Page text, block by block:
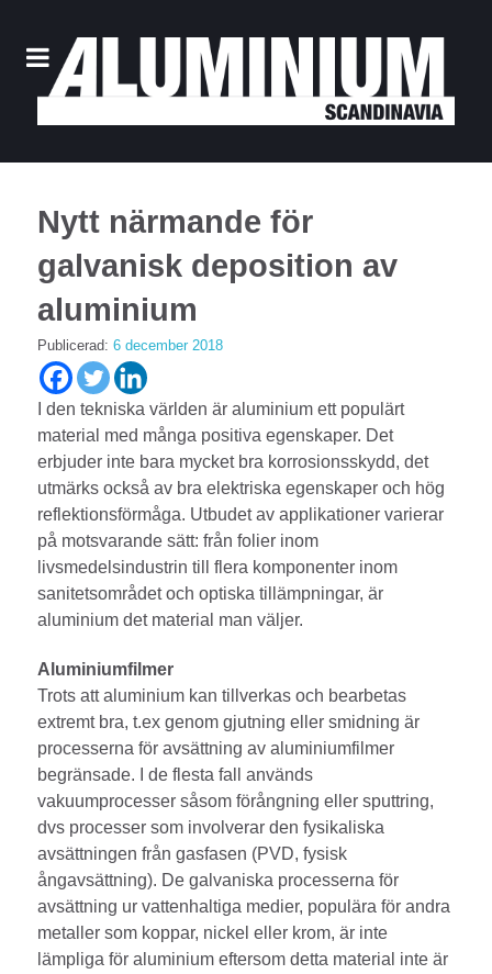
Nytt närmande för
galvanisk deposition av
aluminium
Publicerad: 6 december 2018
I den tekniska världen är aluminium ett populärt
material med många positiva egenskaper. Det
erbjuder inte bara mycket bra korrosionsskydd, det
utmärks också av bra elektriska egenskaper och hög
reflektionsförmåga. Utbudet av applikationer varierar
på motsvarande sätt: från folier inom
livsmedelsindustrin till flera komponenter inom
sanitetsområdet och optiska tillämpningar, är
aluminium det material man väljer.
Aluminiumfilmer
Trots att aluminium kan tillverkas och bearbetas
extremt bra, t.ex genom gjutning eller smidning är
processerna för avsättning av aluminiumfilmer
begränsade. I de flesta fall används
vakuumprocesser såsom förångning eller sputtring,
dvs processer som involverar den fysikaliska
avsättningen från gasfasen (PVD, fysisk
ångavsättning). De galvaniska processerna för
avsättning ur vattenhaltiga medier, populära för andra
metaller som koppar, nickel eller krom, är inte
lämpliga för aluminium eftersom detta material inte är